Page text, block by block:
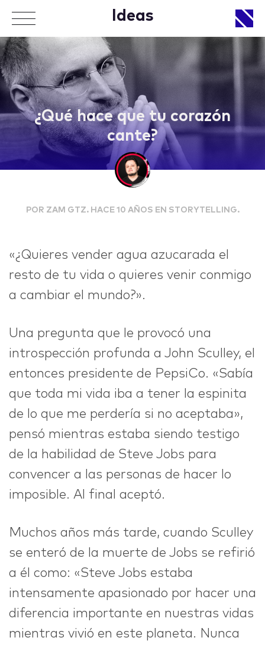
Ideas
¿Qué hace que tu corazón
cante?
POR ZAM GTZ. HACE 10 AÑOS EN STORYTELLING.
«¿Quieres vender agua azucarada el
resto de tu vida o quieres venir conmigo
a cambiar el mundo?».
Una pregunta que le provocó una
introspección profunda a John Sculley, el
entonces presidente de PepsiCo. «Sabía
que toda mi vida iba a tener la espinita
de lo que me perdería si no aceptaba»,
pensó mientras estaba siendo testigo
de la habilidad de Steve Jobs para
convencer a las personas de hacer lo
imposible. Al final aceptó.
Muchos años más tarde, cuando Sculley
se enteró de la muerte de Jobs se refirió
a él como: «Steve Jobs estaba
intensamente apasionado por hacer una
diferencia importante en nuestras vidas
mientras vivió en este planeta. Nunca
APPROACH
WORKS
IDEAS
ABOUT
CONTACT